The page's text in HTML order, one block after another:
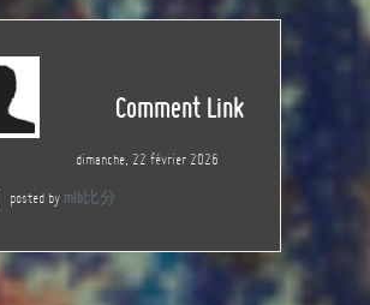
Comment Link
dimanche, 22 février 2026
posted by mlb比分